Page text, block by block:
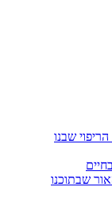
שבנו
שבתוכנו